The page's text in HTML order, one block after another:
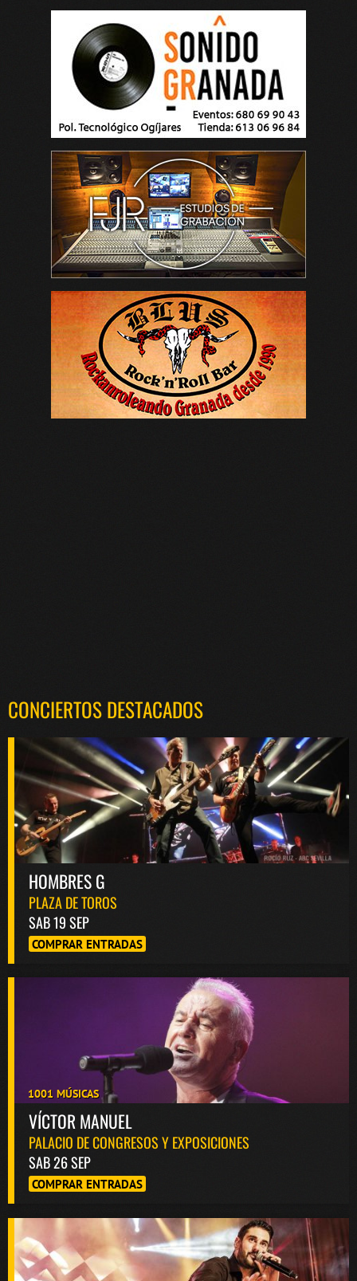
CONCIERTOS DESTACADOS
HOMBRES G
PLAZA DE TOROS
SAB 19 SEP
COMPRAR ENTRADAS
1001 MÚSICAS
VÍCTOR MANUEL
PALACIO DE CONGRESOS Y EXPOSICIONES
SAB 26 SEP
COMPRAR ENTRADAS